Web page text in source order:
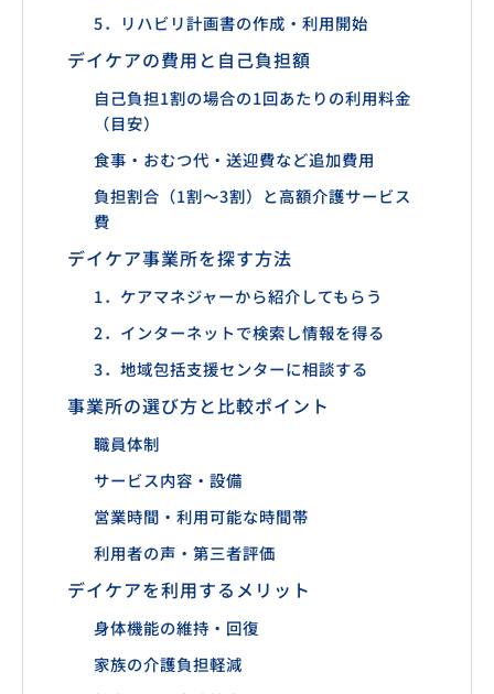
5．リハビリ計画書の作成・利用開始
デイケアの費用と自己負担額
自己負担1割の場合の1回あたりの利用料金
（目安）
食事・おむつ代・送迎費など追加費用
負担割合（1割～3割）と高額介護サービス
費
デイケア事業所を探す方法
1．ケアマネジャーから紹介してもらう
2．インターネットで検索し情報を得る
3．地域包括支援センターに相談する
事業所の選び方と比較ポイント
職員体制
サービス内容・設備
営業時間・利用可能な時間帯
利用者の声・第三者評価
デイケアを利用するメリット
身体機能の維持・回復
家族の介護負担軽減